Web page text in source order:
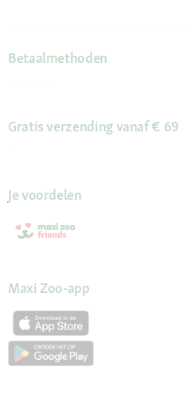
Betaalmethoden
Gratis verzending vanaf € 69
Je voordelen
Maxi Zoo-app